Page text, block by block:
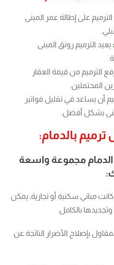
على إطالة عمر المبنى
يعيد الترميم رونق المبنى
الترميم من قيمة العقار
المحتملين.
أن يساعد في تقليل فواتير
بشكل أفضل.
بالدمام:
الدمام مجموعة واسعة
مباني سكنية أو تجارية، يمكن
بالكامل.
بإصلاح الأضرار الناتجة عن